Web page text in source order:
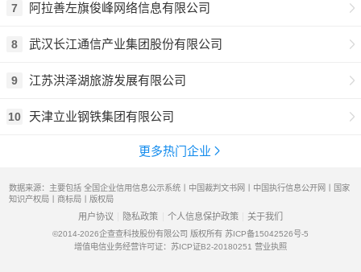
7 阿拉善左旗俊峰网络信息有限公司
8 武汉长江通信产业集团股份有限公司
9 江苏洪泽湖旅游发展有限公司
10 天津立业钢铁集团有限公司
更多热门企业
数据来源：主要包括 全国企业信用信息公示系统丨中国裁判文书网丨中国执行信息公开网丨国家
知识产权局丨商标局丨版权局
用户协议 隐私政策 个人信息保护政策 关于我们
©2014-2026企查查科技股份有限公司 版权所有 苏ICP备15042526号-5
增值电信业务经营许可证：苏ICP证B2-20180251 营业执照